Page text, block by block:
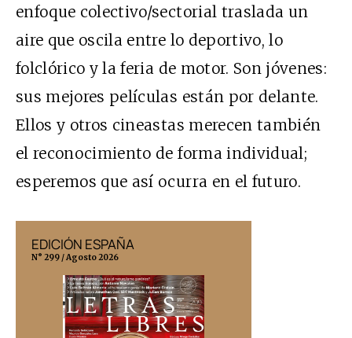
enfoque colectivo/sectorial traslada un
aire que oscila entre lo deportivo, lo
folclórico y la feria de motor. Son jóvenes:
sus mejores películas están por delante.
Ellos y otros cineastas merecen también
el reconocimiento de forma individual;
esperemos que así ocurra en el futuro.
EDICIÓN ESPAÑA
N° 299 / Agosto 2026